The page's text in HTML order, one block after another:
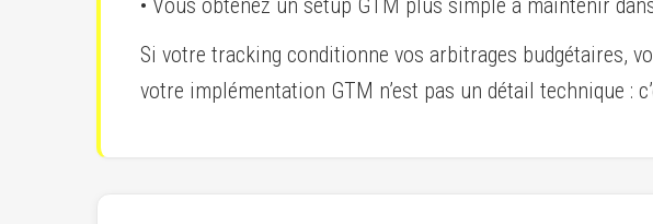
• Vous obtenez un setup GTM plus simple à maintenir
Si votre tracking conditionne vos arbitrages budgétaires,
votre implémentation GTM n’est pas un détail technique :